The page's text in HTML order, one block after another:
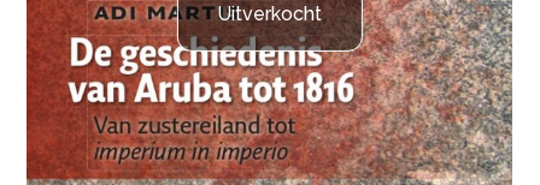
Uitverkocht